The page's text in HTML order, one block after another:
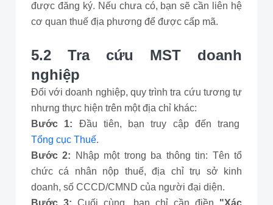
được đăng ký. Nếu chưa có, bạn sẽ cần liên hệ
cơ quan thuế địa phương để được cấp mã.
5.2 Tra cứu MST doanh
nghiệp
Đối với doanh nghiệp, quy trình tra cứu tương tự
nhưng thực hiện trên một địa chỉ khác:
Bước 1: Đầu tiên, bạn truy cập đến trang
Tổng cục Thuế.
Bước 2:
Nhập một trong ba thông tin: Tên tổ
chức cá nhân nộp thuế, địa chỉ trụ sở kinh
doanh, số CCCD/CMND của người đại diện.
Bước 3:Cuối cùng, bạn chỉ cần điền "Xác